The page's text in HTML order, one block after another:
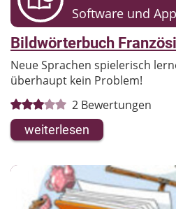
Software und
Bildwörterbuch
Neue Sprachen spielerisch
überhaupt kein Problem!
2 Bewertungen
weiterlesen